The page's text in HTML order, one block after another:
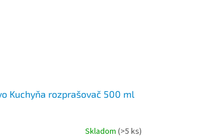
Kuchyňa rozprašovač 500 ml
Skladom (>5 ks)